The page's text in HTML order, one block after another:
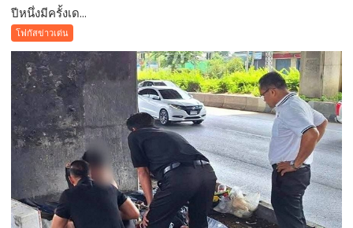
ครั้ง
เดียว!
12
สิงหาคม
แม่
เข้า
ฟรี
สวน
นงนุช
พัทยา
ปีหนึ่งมีครั้งเด...
โฟกัสข่าวเด่น